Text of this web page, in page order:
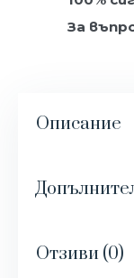
За
Описание
Отзиви (0)